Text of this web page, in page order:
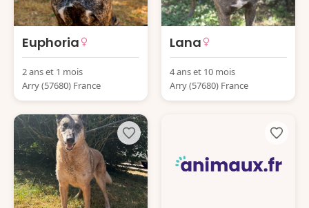
Euphoria
2 ans et 1 mois
Arry (57680) France
Lana
4 ans et 10 mois
Arry (57680) France